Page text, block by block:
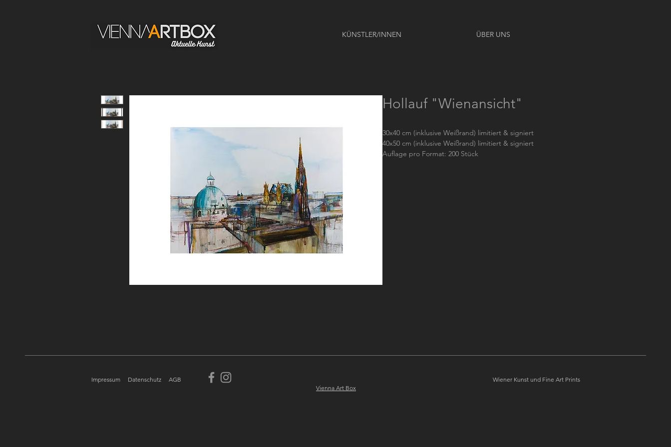
KÜNSTLER/INNEN ÜBER UNS
Hollauf "Wienansicht"
30x40 cm (inklusive Weißrand) limitiert & signiert
40x50 cm (inklusive Weißrand) limitiert & signiert
Auflage pro Format: 200 Stück
Impressum Datenschutz
AGB
Vienna Art Box
Wiener Kunst und Fine Art Prints